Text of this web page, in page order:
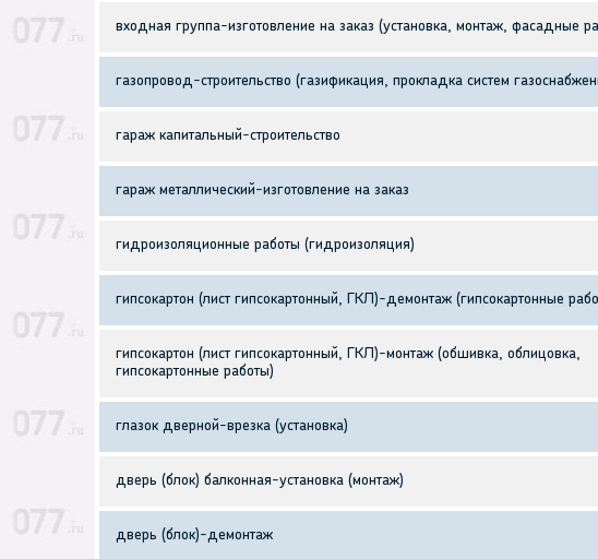
входная группа-изготовление на заказ (установка, монтаж, фасадные
газопровод-строительство (газификация, прокладка систем
гараж капитальный-строительство
гараж металлический-изготовление на заказ
гидроизоляционные работы (гидроизоляция)
гипсокартон (лист гипсокартонный, ГКЛ)-демонтаж (гипсокартонные
гипсокартон (лист гипсокартонный, ГКЛ)-монтаж (обшивка, облицовка,
гипсокартонные работы)
глазок дверной-врезка (установка)
дверь (блок) балконная-установка (монтаж)
дверь (блок)-демонтаж